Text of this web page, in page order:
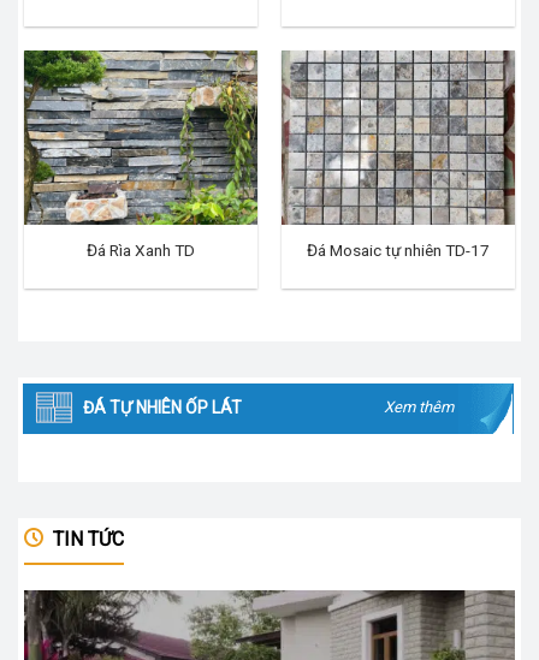
Đá Rìa Xanh TD Đá Mosaic tự nhiên TD-17
ĐÁ TỰ NHIÊN ỐP LÁT Xem thêm
TIN TỨC